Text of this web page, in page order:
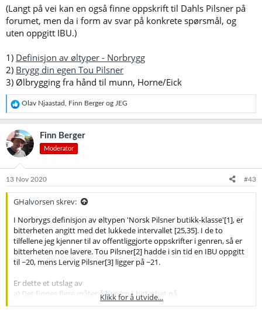
(Langt på vei kan en også finne oppskrift til Dahls Pilsner på
forumet, men da i form av svar på konkrete spørsmål, og
uten oppgitt IBU.)
1) Definisjon av øltyper - Norbrygg
2) Brygg din egen Tou Pilsner
3) Ølbrygging fra hånd til munn, Horne/Eick
R
e
a
k
s
j
o
e
Olav Njaastad Finn Bergerog JEG
Finn Berger
Moderator
13 Nov 2020 #43
GHalvorsen skrev:
I Norbrygs definisjon av øltypen 'Norsk Pilsner butikk-klasse'[1], er
bitterheten angitt med det lukkede intervallet [25,35]. I de to
tilfellene jeg kjenner til av offentliggjorte oppskrifter i genren, så er
bitterheten noe lavere. Tou Pilsner[2] hadde i sin tid en IBU oppgitt
til ~20, mens Lervig Pilsner[3] ligger på ~21.
Er dette et utslag av
a) Det finnes flere måter å beregne bitterhet på,
b) At Lervigs pilsner mon tro er brygget etter en annen genre, og at
Klikk for å utvide...